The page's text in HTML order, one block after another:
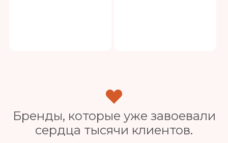
Бренды, которые уже завоевали
сердца тысячи клиентов.